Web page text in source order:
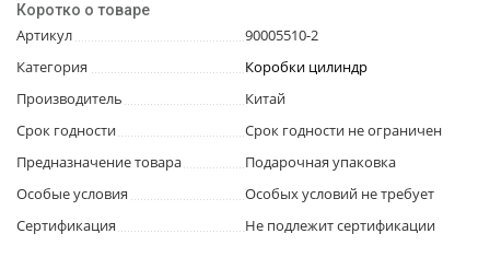
Коротко о товаре
Артикул
90005510-2
Категория
Коробки цилиндр
Производитель
Китай
Срок годности
Срок годности не ограничен
Предназначение товара
Подарочная упаковка
Особые условия
Особых условий не требует
Сертификация
Не подлежит сертификации